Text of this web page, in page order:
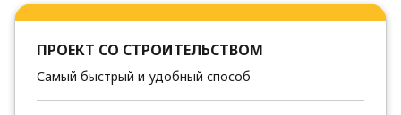
ПРОЕКТ СО СТРОИТЕЛЬСТВОМ
Самый быстрый и удобный способ